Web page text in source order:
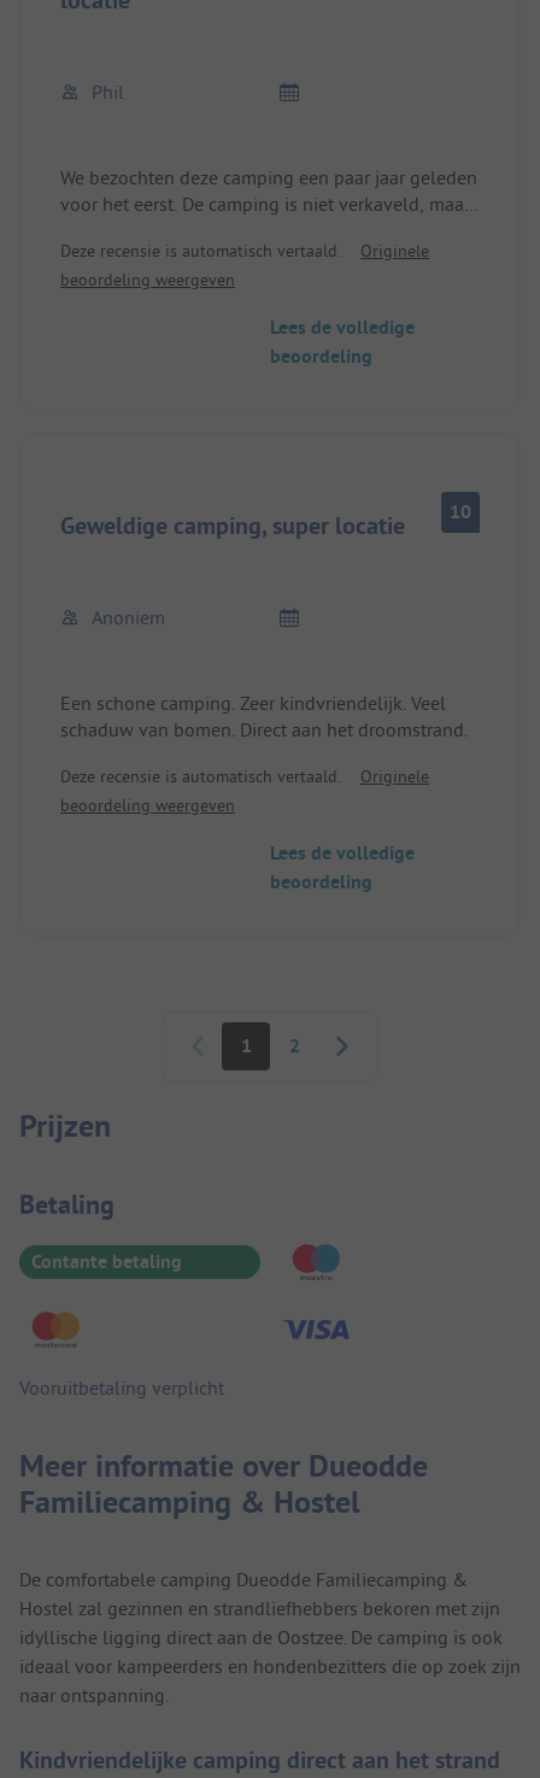
Phil
We bezochten deze camping een paar jaar geleden
voor het eerst. De camping is niet verkaveld, maar
volgende kampeerder. De camping wordt goed
schoongehouden en de beheerders zijn erg
Het sanitair wordt regelmatig schoongemaakt en
Alle levensmiddelenwinkels (LIDL, fakta, enz.)
voorgaande jaren, weer komen.
Deze recensie is automatisch vertaald.
Originele
beoordeling weergeven
Lees de volledige
beoordeling
Geweldige camping, super locatie 10
Anoniem
Een schone camping. Zeer kindvriendelijk. Veel
schaduw van bomen. Direct aan het droomstrand.
Deze recensie is automatisch vertaald.
Originele
beoordeling weergeven
Lees de volledige
beoordeling
1 2
Prijzen
Betaalinformatie
Betaling
Contante betaling
Vooruitbetaling verplicht
Meer informatie over Dueodde
Familiecamping & Hostel
De comfortabele camping Dueodde Familiecamping &
Hostel zal gezinnen en strandliefhebbers bekoren met zijn
idyllische ligging direct aan de Oostzee. De camping is ook
ideaal voor kampeerders en hondenbezitters die op zoek zijn
naar ontspanning.
Kindvriendelijke camping direct aan het strand